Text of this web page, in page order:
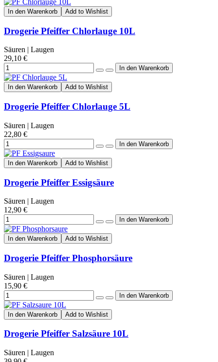
In den Warenkorb Add to Wishlist
Drogerie Pfeiffer Chlorlauge 10L
Säuren | Laugen
29,10 €
In den Warenkorb Add to Wishlist
Drogerie Pfeiffer Chlorlauge 5L
Säuren | Laugen
22,80 €
In den Warenkorb Add to Wishlist
Drogerie Pfeiffer Essigsäure
Säuren | Laugen
12,90 €
In den Warenkorb Add to Wishlist
Drogerie Pfeiffer Phosphorsäure
Säuren | Laugen
15,90 €
In den Warenkorb Add to Wishlist
Drogerie Pfeiffer Salzsäure 10L
Säuren | Laugen